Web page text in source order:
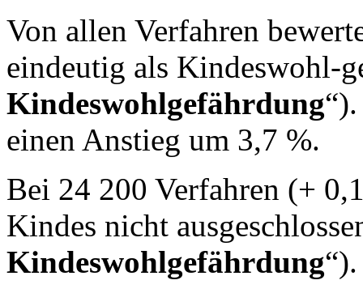
Von allen Verfahren
eindeutig als Kindeswohl-
Kindeswohlgefährdung
einen Anstieg um 3,7 %.
Bei 24 200 Verfahren (+
Kindes nicht
Kindeswohlgefährdung“).